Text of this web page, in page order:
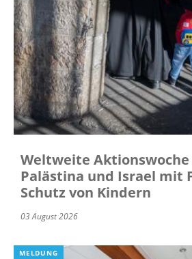
Weltweite
Palästina und Israel mit
Schutz von Kindern
03 August 2026
MELDUNG